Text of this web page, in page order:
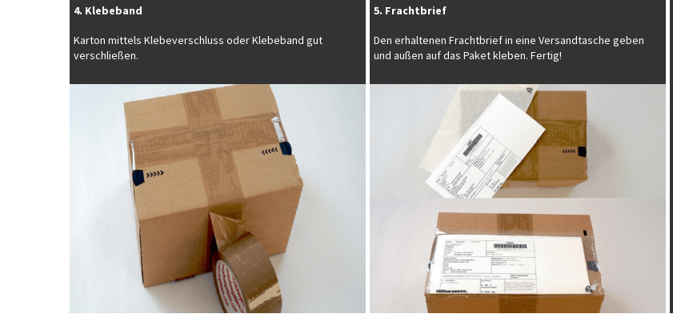
4. Klebeband
Karton mittels Klebeverschluss oder Klebeband gut
verschließen.
5. Frachtbrief
Den erhaltenen Frachtbrief in eine Versandtasche geben
und außen auf das Paket kleben. Fertig!